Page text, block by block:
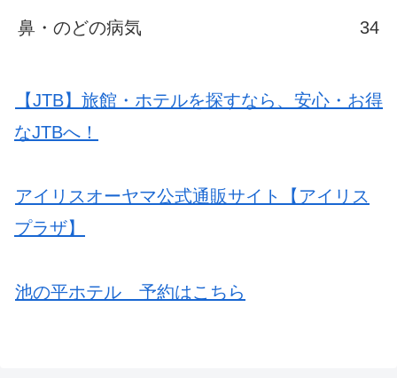
鼻・のどの病気 34
【JTB】旅館・ホテルを探すなら、安心・お得
なJTBへ！
アイリスオーヤマ公式通販サイト【アイリス
プラザ】
池の平ホテル 予約はこちら